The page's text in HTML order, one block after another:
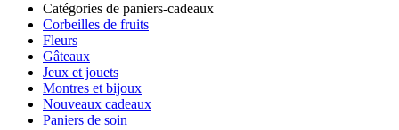
Catégories de paniers-cadeaux
Corbeilles de fruits
Fleurs
Gâteaux
Jeux et jouets
Montres et bijoux
Nouveaux cadeaux
Paniers de soin